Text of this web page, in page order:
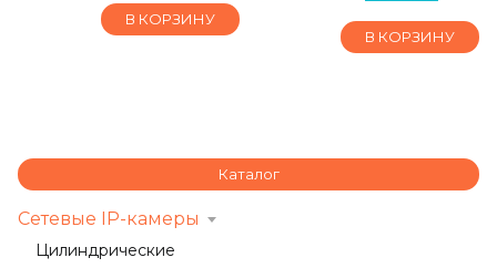
В КОРЗИНУ
В КОРЗИНУ
Каталог
Сетевые IP-камеры
Цилиндрические